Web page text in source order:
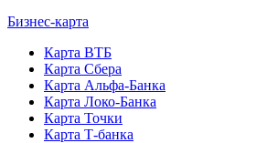
Бизнес-карта
Карта ВТБ
Карта Сбера
Карта Альфа-Банка
Карта Локо-Банка
Карта Точки
Карта Т-банка